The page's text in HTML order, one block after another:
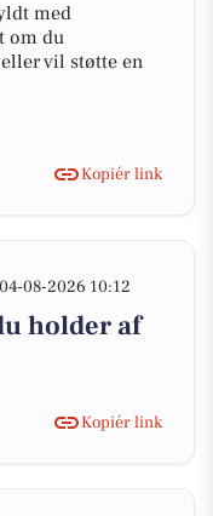
med
om du
vil støtte en
Kopiér link
04-08-2026 10:12
holder af
Kopiér link